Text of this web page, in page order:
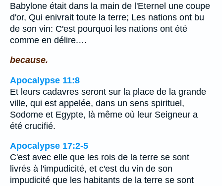
Babylone était dans la main de l'Eternel une coupe
d'or, Qui enivrait toute la terre; Les nations ont bu
de son vin: C'est pourquoi les nations ont été
comme en délire.…
because.
Apocalypse 11:8
Et leurs cadavres seront sur la place de la grande
ville, qui est appelée, dans un sens spirituel,
Sodome et Egypte, là même où leur Seigneur a
été crucifié.
Apocalypse 17:2-5
C'est avec elle que les rois de la terre se sont
livrés à l'impudicité, et c'est du vin de son
impudicité que les habitants de la terre se sont